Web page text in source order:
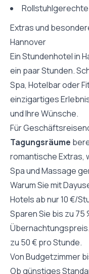
Extras und
Hannover
Ein Stundenhotel in
ein paar Stunden.
Spa, Hotelbar oder
einzigartiges
und Ihre Wünsche.
Für
Tagungsräume
romantische Extras,
Spa und Massage
Warum Sie mit
Hotels ab nur 10 €/
Sparen Sie bis zu 75
zu 50 € pro Stunde.
Von Budgetzimmer
Ob günstiges